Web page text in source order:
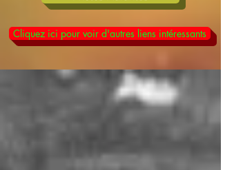
Cliquez ici pour voir d'autres liens intéressants